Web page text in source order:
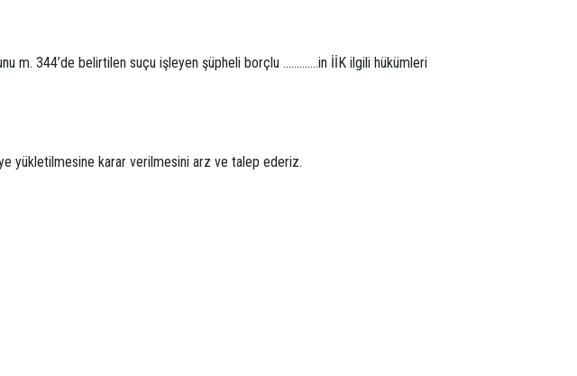
m. 344’de belirtilen suçu işleyen şüpheli borçlu ………….in İİK ilgili hükümleri
yükletilmesine karar verilmesini arz ve talep ederiz.